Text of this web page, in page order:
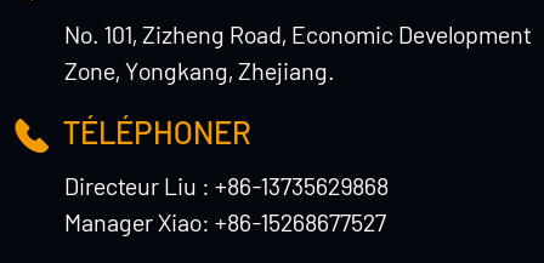
No. 101, Zizheng Road, Economic Development
Zone, Yongkang, Zhejiang.
TÉLÉPHONER
Directeur Liu : +86-13735629868
Manager Xiao: +86-15268677527